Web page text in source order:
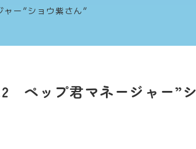
ー”ショウ紫さん”
ペップ君マネージャー”